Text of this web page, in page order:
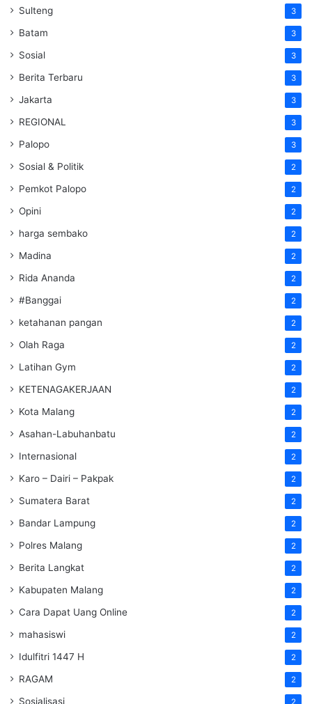
Sulteng 3
Batam 3
Sosial 3
Berita Terbaru 3
Jakarta 3
REGIONAL 3
Palopo 3
Sosial & Politik 2
Pemkot Palopo 2
Opini 2
harga sembako 2
Madina 2
Rida Ananda 2
#Banggai 2
ketahanan pangan 2
Olah Raga 2
Latihan Gym 2
KETENAGAKERJAAN 2
Kota Malang 2
Asahan-Labuhanbatu 2
Internasional 2
Karo – Dairi – Pakpak 2
Sumatera Barat 2
Bandar Lampung 2
Polres Malang 2
Berita Langkat 2
Kabupaten Malang 2
Cara Dapat Uang Online 2
mahasiswi 2
Idulfitri 1447 H 2
RAGAM 2
Sosialisasi